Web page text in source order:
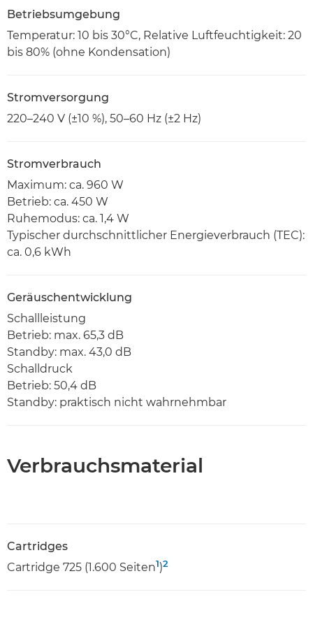
Betriebsumgebung
Temperatur: 10 bis 30°C, Relative Luftfeuchtigkeit: 20
bis 80% (ohne Kondensation)
Stromversorgung
220–240 V (±10 %), 50–60 Hz (±2 Hz)
Stromverbrauch
Maximum: ca. 960 W
Betrieb: ca. 450 W
Ruhemodus: ca. 1,4 W
Typischer durchschnittlicher Energieverbrauch (TEC):
ca. 0,6 kWh
Geräuschentwicklung
Schallleistung
Betrieb: max. 65,3 dB
Standby: max. 43,0 dB
Schalldruck
Betrieb: 50,4 dB
Standby: praktisch nicht wahrnehmbar
Verbrauchsmaterial
Cartridges
Cartridge 725 (1.600 Seiten1)2